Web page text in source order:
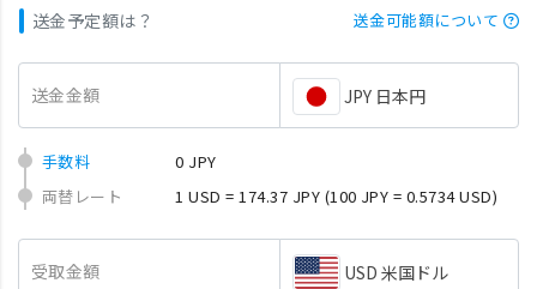
送金予定額は？ 送金可能額について
送金金額 JPY 日本円
手数料
0 JPY
両替レート
1 USD = 174.37 JPY (100 JPY = 0.5734 USD)
受取金額 USD 米国ドル